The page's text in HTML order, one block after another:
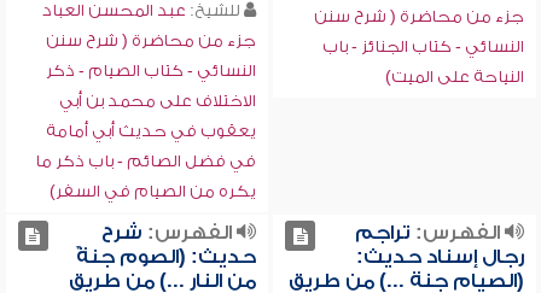
جزء من محاضرة ( شرح سنن
النسائي - كتاب الجنائز - باب
النياحة على الميت)
للشيخ: عبد المحسن العباد
جزء من محاضرة ( شرح سنن
النسائي - كتاب الصيام - ذكر
الاختلاف على محمد بن أبي
يعقوب في حديث أبي أمامة
في فضل الصائم - باب ذكر ما
يكره من الصيام في السفر)
الفهرس: تراجم
رجال إسناد حديث:
(الصيام جنة ...) من طريق
الفهرس: شرح
حديث: (الصوم جنةٌ
من النار ...) من طريق